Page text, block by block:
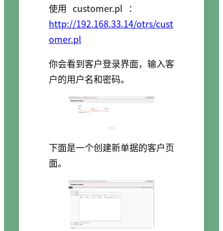
使用 customer.pl ：
http://192.168.33.14/otrs/cust
omer.pl
你会看到客户登录界面，输入客
户的用户名和密码。
下面是一个创建新单据的客户页
面。